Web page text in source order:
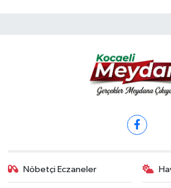
Nöbetçi Eczaneler